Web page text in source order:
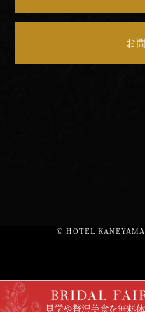
お
© HOTEL
BRIDAL
見学や贅沢美食を無料